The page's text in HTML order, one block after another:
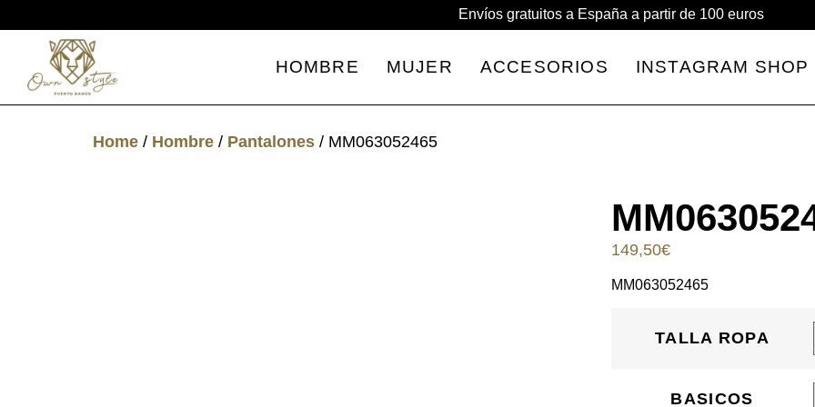
Envíos gratuitos a España a partir de 100 euros
HOMBRE MUJER ACCESORIOS INSTAGRAM SHOP
Home / Hombre / Pantalones / MM063052465
149,50€
MM063052465
TALLA ROPA
BASICOS